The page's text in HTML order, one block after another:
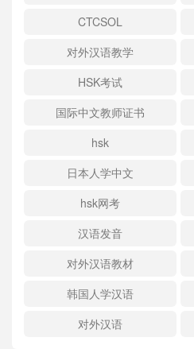
CTCSOL
对外汉语教学
HSK考试
国际中文教师证书
hsk
日本人学中文
hsk网考
汉语发音
对外汉语教材
韩国人学汉语
对外汉语